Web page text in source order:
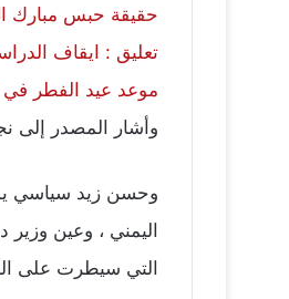
حقيقة حبس مبارك
تعليق : ايقاف
موعد عيد الفطر في
وأشار المصدر إلى
اليمني ، وعين وزير دولة في الحكومة
التي سيطرت على